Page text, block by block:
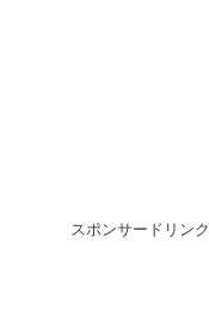
スポンサードリンク